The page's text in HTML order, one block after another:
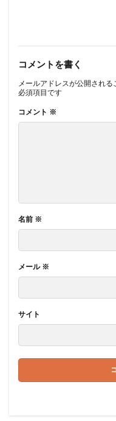
コメントを書く
メールアドレスが公開される
必須項目です
コメント ※
名前 ※
メール ※
サイト